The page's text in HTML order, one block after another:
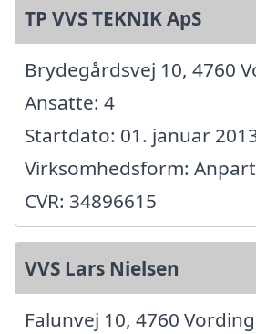
TP VVS TEKNIK ApS
Brydegårdsvej 10, 4760
Ansatte: 4
Startdato: 01. januar
Virksomhedsform:
CVR: 34896615
VVS Lars Nielsen
Falunvej 10, 4760